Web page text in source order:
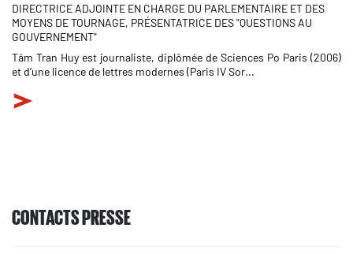
DIRECTRICE ADJOINTE EN CHARGE DU PARLEMENTAIRE ET DES
MOYENS DE TOURNAGE, PRÉSENTATRICE DES "QUESTIONS AU
GOUVERNEMENT"
Tâm Tran Huy est journaliste, diplômée de Sciences Po Paris (2006)
et d’une licence de lettres modernes (Paris IV Sor...
CONTACTS PRESSE